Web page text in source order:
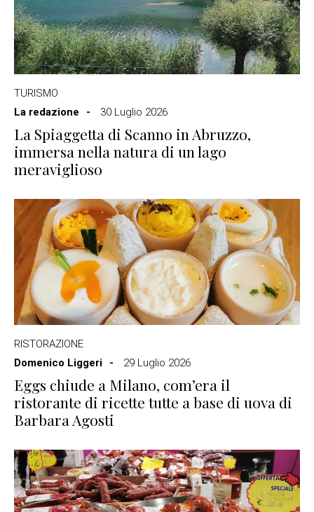
TURISMO
La redazione
30 Luglio 2026
La Spiaggetta di Scanno in Abruzzo,
immersa nella natura di un lago
meraviglioso
RISTORAZIONE
Domenico Liggeri
29 Luglio 2026
Eggs chiude a Milano, com’era il
ristorante di ricette tutte a base di uova di
Barbara Agosti